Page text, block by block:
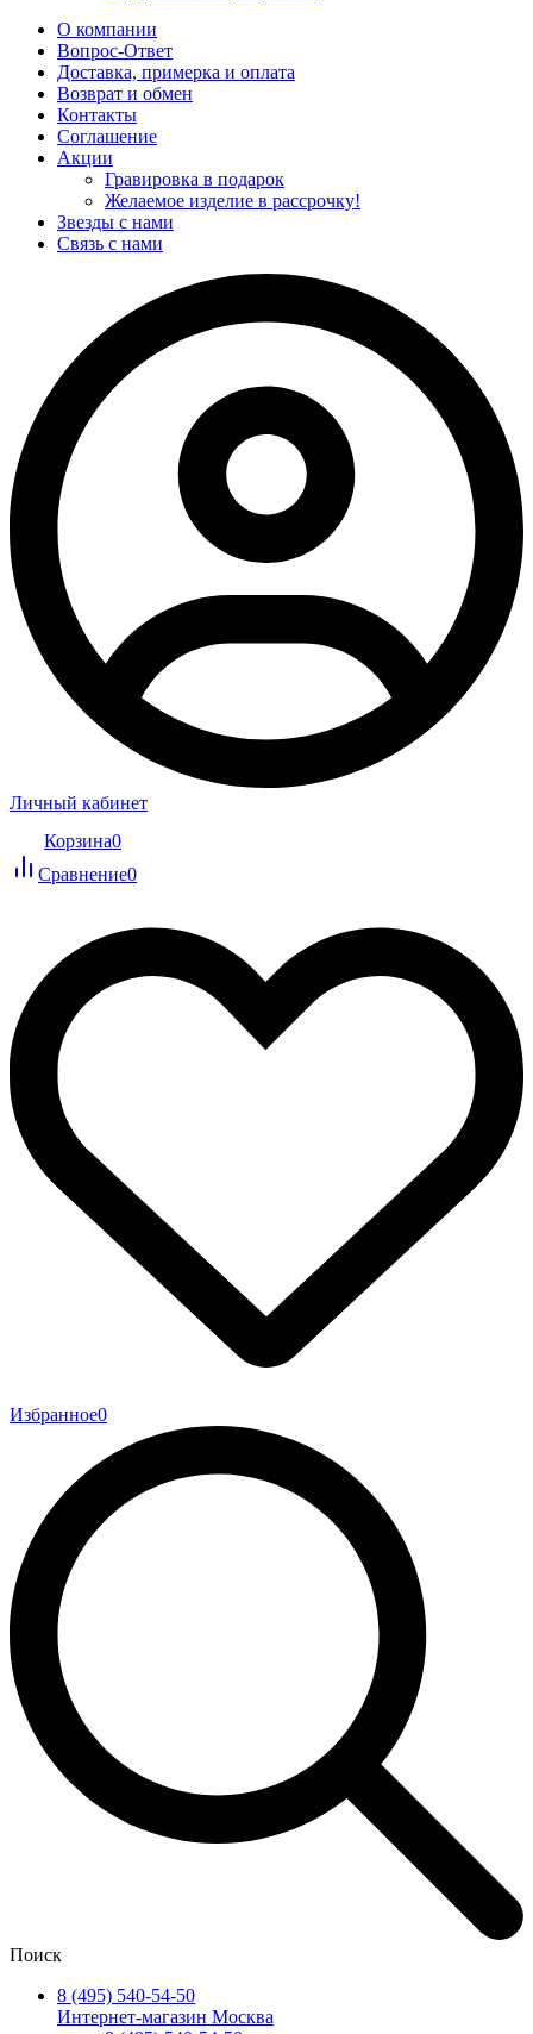
О компании
Вопрос-Ответ
Доставка, примерка и оплата
Возврат и обмен
Контакты
Соглашение
Акции
Гравировка в подарок
Желаемое изделие в рассрочку!
Звезды с нами
Связь с нами
Личный кабинет
Корзина0
Сравнение0
Избранное0
Поиск
8 (495) 540-54-50
Интернет-магазин Москва